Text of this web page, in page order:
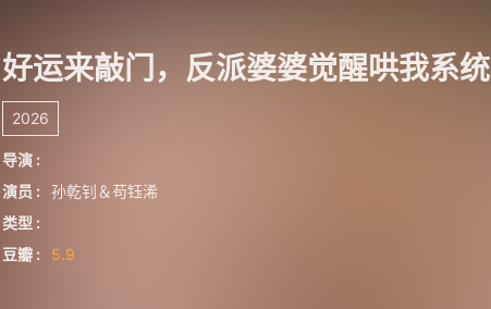
好运来敲门，反派婆婆觉醒哄我系统
2026
导演 :
演员 :
孙乾钊＆苟钰浠
类型 :
豆瓣 :
5.9